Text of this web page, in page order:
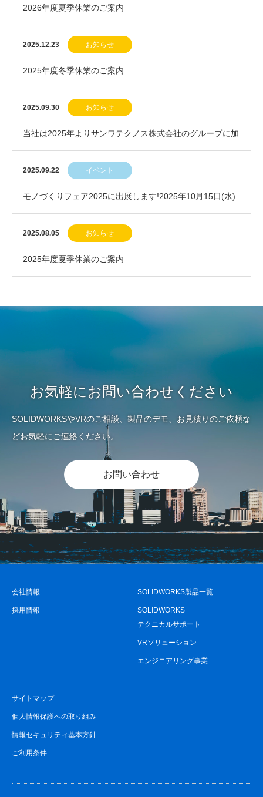
2026年度夏季休業のご案内
2025.12.23 お知らせ
2025年度冬季休業のご案内
2025.09.30 お知らせ
当社は2025年よりサンワテクノス株式会社のグループに加
わりました
2025.09.22 イベント
モノづくりフェア2025に出展します!2025年10月15日(水)
～17日(金)
2025.08.05 お知らせ
2025年度夏季休業のご案内
お気軽にお問い合わせください
SOLIDWORKSやVRのご相談、製品のデモ、お見積りのご依頼な
どお気軽にご連絡ください。
お問い合わせ
会社情報
採用情報
SOLIDWORKS製品一覧
SOLIDWORKS
テクニカルサポート
VRソリューション
エンジニアリング事業
サイトマップ
個人情報保護への取り組み
情報セキュリティ基本方針
ご利用条件